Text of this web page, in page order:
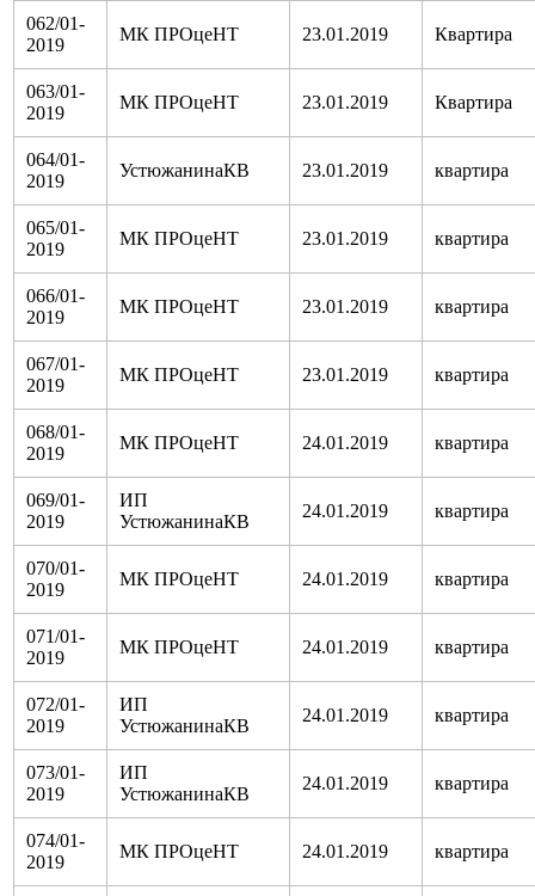
062/01-
2019
МК ПРОцеНТ 23.01.2019 Квартира
063/01-
2019
МК ПРОцеНТ 23.01.2019 Квартира
064/01-
2019
УстюжанинаКВ 23.01.2019 квартира
065/01-
2019
МК ПРОцеНТ 23.01.2019 квартира
066/01-
2019
МК ПРОцеНТ 23.01.2019 квартира
067/01-
2019
МК ПРОцеНТ 23.01.2019 квартира
068/01-
2019
МК ПРОцеНТ 24.01.2019 квартира
069/01-
2019
ИП
УстюжанинаКВ
24.01.2019 квартира
070/01-
2019
МК ПРОцеНТ 24.01.2019 квартира
071/01-
2019
МК ПРОцеНТ 24.01.2019 квартира
072/01-
2019
ИП
УстюжанинаКВ
24.01.2019 квартира
073/01-
2019
ИП
УстюжанинаКВ
24.01.2019 квартира
074/01-
2019
МК ПРОцеНТ 24.01.2019 квартира